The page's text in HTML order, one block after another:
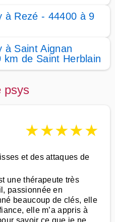
à Rezé - 44400 à 9
à Saint Aignan
de Saint Herblain
psys
★★★★★
et des attaques de
une thérapeute très
passionnée en
beaucoup de clés, elle
elle m’a appris à
savoir ce que je ne